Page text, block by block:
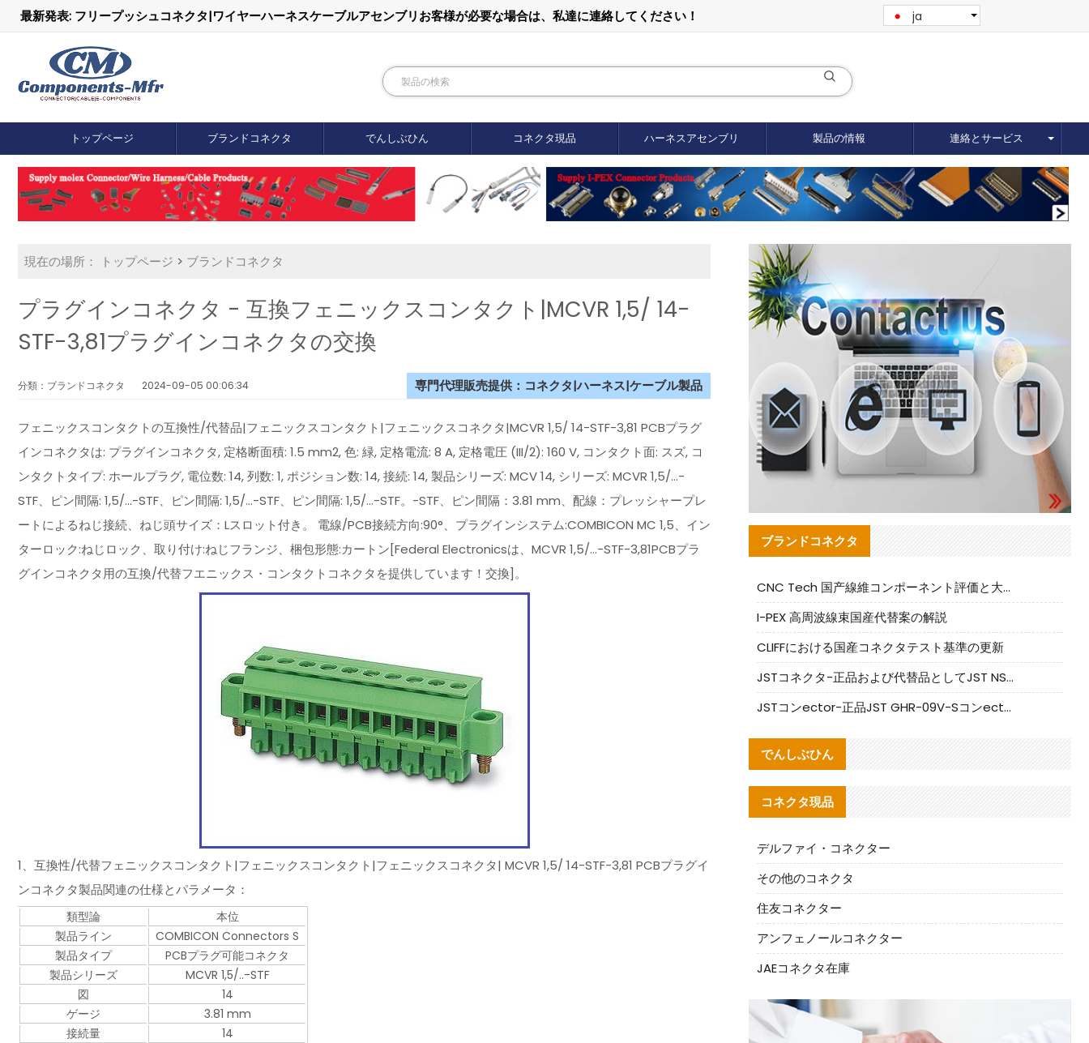
最新発表: フリープッシュコネクタ|ワイヤーハーネスケーブルアセンブリお客様が必要な場合は、私達に連絡してください！ ja
トップページ ブランドコネクタ でんしぶひん コネクタ現品 ハーネスアセンブリ 製品の情報 連絡とサービス
現在の場所： トップページ > ブランドコネクタ
プラグインコネクタ - 互換フェニックスコンタクト|MCVR 1,5/ 14-
STF-3,81プラグインコネクタの交換
分類：ブランドコネクタ 2024-09-05 00:06:34 専門代理販売提供：コネクタ|ハーネス|ケーブル製品
フェニックスコンタクトの互換性/代替品|フェニックスコンタクト|フェニックスコネクタ|MCVR 1,5/ 14-STF-3,81 PCBプラグ
インコネクタは: プラグインコネクタ, 定格断面積: 1.5 mm2, 色: 緑, 定格電流: 8 A, 定格電圧 (III/2): 160 V, コンタクト面: スズ, コ
ンタクトタイプ: ホールプラグ, 電位数: 14, 列数: 1, ポジション数: 14, 接続: 14, 製品シリーズ: MCV 14, シリーズ: MCVR 1,5/...-
STF、ピン間隔: 1,5/...-STF、ピン間隔: 1,5/...-STF、ピン間隔: 1,5/...-STF。-STF、ピン間隔：3.81 mm、配線：プレッシャープレ
ートによるねじ接続、ねじ頭サイズ：Lスロット付き。 電線/PCB接続方向:90°、プラグインシステム:COMBICON MC 1,5、イン
ターロック:ねじロック、取り付け:ねじフランジ、梱包形態:カートン[Federal Electronicsは、MCVR 1,5/...-STF-3,81PCBプラ
グインコネクタ用の互換/代替フエニックス・コンタクトコネクタを提供しています！交換]。
1、互換性/代替フェニックスコンタクト|フェニックスコンタクト|フェニックスコネクタ| MCVR 1,5/ 14-STF-3,81 PCBプラグイ
ンコネクタ製品関連の仕様とパラメータ：
類型論
本位
製品ライン
COMBICON Connectors S
製品タイプ
PCBプラグ可能コネクタ
製品シリーズ
MCVR 1,5/..-STF
図
14
ゲージ
3.81 mm
接続量
14
ブランドコネクタ
CNC Tech 国产線維コンポーネント評価と大量生産適合ガイド
I-PEX 高周波線束国産代替案の解説
CLIFFにおける国産コネクタテスト基準の更新
JSTコネクタ-正品および代替品としてJST NSHR-02V-Sコネクタを提供します
JSTコンector-正品JST GHR-09V-Sコンector|代替品提供
でんしぶひん
コネクタ現品
デルファイ・コネクター
その他のコネクタ
住友コネクター
アンフェノールコネクター
JAEコネクタ在庫